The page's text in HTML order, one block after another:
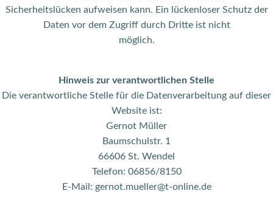
Sicherheitslücken aufweisen kann. Ein lückenloser Schutz der
Daten vor dem Zugriff durch Dritte ist nicht
möglich.
Hinweis zur verantwortlichen Stelle
Die verantwortliche Stelle für die Datenverarbeitung auf dieser
Website ist:
Gernot Müller
Baumschulstr. 1
66606 St. Wendel
Telefon: 06856/8150
E-Mail: gernot.mueller@t-online.de